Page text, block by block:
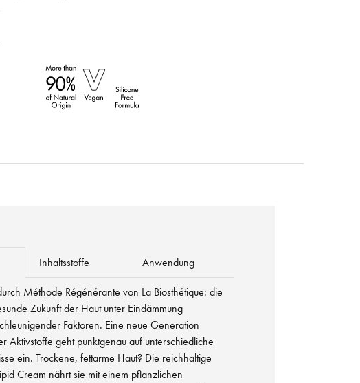
Inhaltsstoffe Anwendung
Méthode Régénérante von La Biosthétique: die
Zukunft der Haut unter Eindämmung
Faktoren. Eine neue Generation
Aktivstoffe geht punktgenau auf unterschiedliche
ein. Trockene, fettarme Haut? Die reichhaltige
Cream nährt sie mit einem pflanzlichen